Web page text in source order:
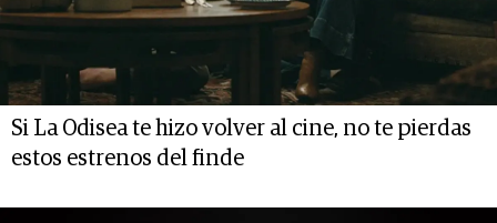
Si La Odisea te hizo volver al cine, no te pierdas
estos estrenos del finde